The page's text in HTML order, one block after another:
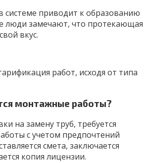
системе приводит к образованию
люди замечают, что протекающая
вкус.
работ, исходя от типа
монтажные работы?
на замену труб, требуется
с учетом предпочтений
смета, заключается
копия лицензии.